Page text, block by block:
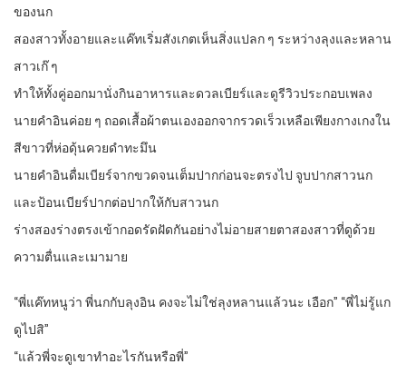
ของนก
สองสาวทั้งอายและแค๊ทเริ่มสังเกตเห็นสิ่งแปลก ๆ ระหว่างลุงและหลาน
สาวเก๊ ๆ
ทำให้ทั้งคู่ออกมานั่งกินอาหารและดวลเบียร์และดูรีวิวประกอบเพลง
นายคำอินค่อย ๆ ถอดเสื้อผ้าตนเองออกจากรวดเร็วเหลือเพียงกางเกงใน
สีขาวที่ห่อดุ้นควยดำทะมึน
นายคำอินดื่มเบียร์จากขวดจนเต็มปากก่อนจะตรงไป จูบปากสาวนก
และป้อนเบียร์ปากต่อปากให้กับสาวนก
ร่างสองร่างตรงเข้ากอดรัดฝัดกันอย่างไม่อายสายตาสองสาวที่ดูด้วย
ความตื่นและเมามาย
“พี่แค๊ทหนูว่า พี่นกกับลุงอิน คงจะไม่ใช่ลุงหลานแล้วนะ เอือก” “พี่ไม่รู้แก
ดูไปสิ”
“แล้วพี่จะดูเขาทำอะไรกันหรือพี่”